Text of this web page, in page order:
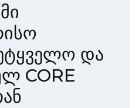
და
CORE